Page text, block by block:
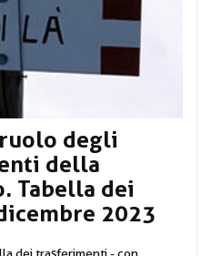
degli
della
Tabella dei
2023